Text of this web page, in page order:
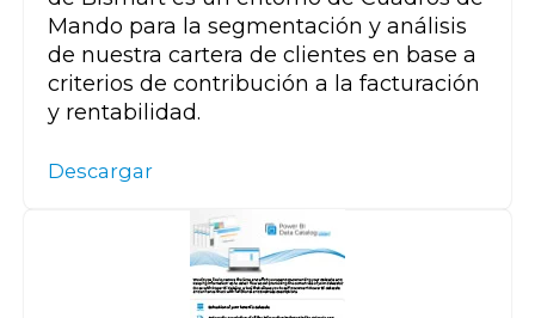
Mando para la segmentación y análisis
de nuestra cartera de clientes en base a
criterios de contribución a la facturación
y rentabilidad.
Descargar